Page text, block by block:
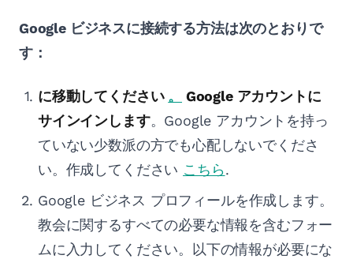
Google ビジネスに接続する方法は次のとおりで
す：
に移動してください 。
Google アカウントに
サインインします。Google アカウントを持っ
ていない少数派の方でも心配しないでくださ
い。作成してください こちら.
Google ビジネス プロフィールを作成します。
教会に関するすべての必要な情報を含むフォー
ムに入力してください。以下の情報が必要にな